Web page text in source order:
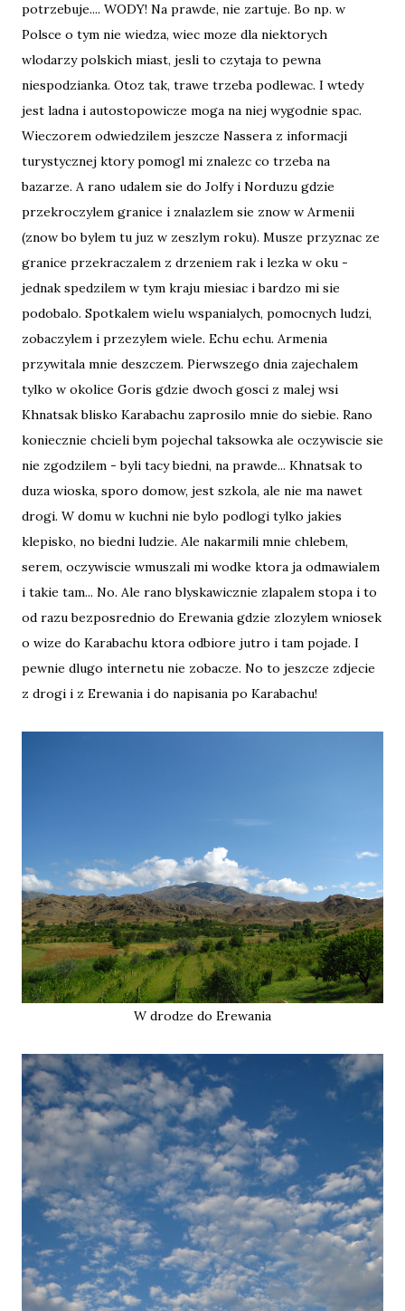
potrzebuje.... WODY! Na prawde, nie zartuje. Bo np. w
Polsce o tym nie wiedza, wiec moze dla niektorych
wlodarzy polskich miast, jesli to czytaja to pewna
niespodzianka. Otoz tak, trawe trzeba podlewac. I wtedy
jest ladna i autostopowicze moga na niej wygodnie spac.
Wieczorem odwiedzilem jeszcze Nassera z informacji
turystycznej ktory pomogl mi znalezc co trzeba na
bazarze. A rano udalem sie do Jolfy i Norduzu gdzie
przekroczylem granice i znalazlem sie znow w Armenii
(znow bo bylem tu juz w zeszlym roku). Musze przyznac ze
granice przekraczalem z drzeniem rak i lezka w oku -
jednak spedzilem w tym kraju miesiac i bardzo mi sie
podobalo. Spotkalem wielu wspanialych, pomocnych ludzi,
zobaczylem i przezylem wiele. Echu echu. Armenia
przywitala mnie deszczem. Pierwszego dnia zajechalem
tylko w okolice Goris gdzie dwoch gosci z malej wsi
Khnatsak blisko Karabachu zaprosilo mnie do siebie. Rano
koniecznie chcieli bym pojechal taksowka ale oczywiscie sie
nie zgodzilem - byli tacy biedni, na prawde... Khnatsak to
duza wioska, sporo domow, jest szkola, ale nie ma nawet
drogi. W domu w kuchni nie bylo podlogi tylko jakies
klepisko, no biedni ludzie. Ale nakarmili mnie chlebem,
serem, oczywiscie wmuszali mi wodke ktora ja odmawialem
i takie tam... No. Ale rano blyskawicznie zlapalem stopa i to
od razu bezposrednio do Erewania gdzie zlozylem wniosek
o wize do Karabachu ktora odbiore jutro i tam pojade. I
pewnie dlugo internetu nie zobacze. No to jeszcze zdjecie
z drogi i z Erewania i do napisania po Karabachu!
W drodze do Erewania